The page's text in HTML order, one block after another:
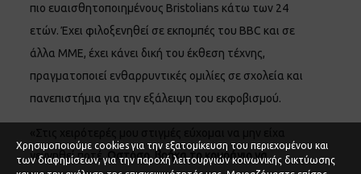
πιο ευαισθητοποιημένους Bristolians κάτω των 24
ετών. Έχει φιλοξενηθεί σε εκπομπές του BBC και σε
άλλα ΜΜΕ, έχει κάνει δική του έκθεση τέχνης,
πραγματοποιεί ενθαρρυντικές ομιλίες σε σχολεία και
πανεπιστήμια για την εξάλειψη του εκφοβισμού.
γεννηθεί ποτέ.Ωστόσο, βρήκα το κουράγιο να
Χρησιμοποιούμε cookies για την εξατομίκευση του περιεχομένου και
των διαφημίσεων, για την παροχή λειτουργιών κοινωνικής δικτύωσης